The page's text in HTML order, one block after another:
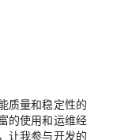
质量和稳定性的
的使用和运维经
让我参与开发的